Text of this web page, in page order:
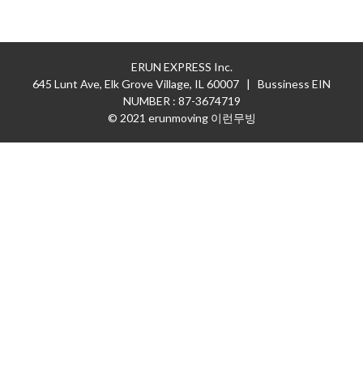
ERUN EXPRESS Inc.
645 Lunt Ave, Elk Grove Village, IL 60007 | Bussiness EIN
NUMBER : 87-3674719
© 2021 erunmoving 이런무빙